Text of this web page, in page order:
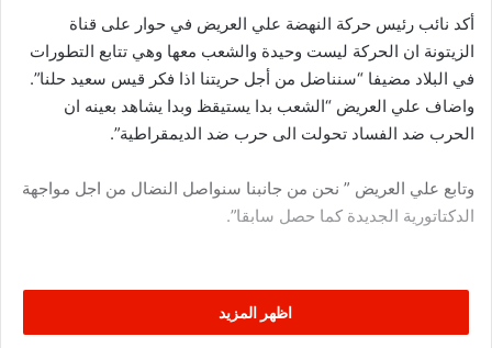
أكد نائب رئيس حركة النهضة علي العريض في حوار على قناة
الزيتونة ان الحركة ليست وحيدة والشعب معها وهي تتابع التطورات
في البلاد مضيفا “سنناضل من أجل حريتنا اذا فكر قيس سعيد حلنا”.
واضاف علي العريض “الشعب بدا يستيقظ وبدا يشاهد بعينه ان
الحرب ضد الفساد تحولت الى حرب ضد الديمقراطية”.
وتابع علي العريض ” نحن من جانبنا سنواصل النضال من اجل مواجهة
الدكتاتورية الجديدة كما حصل سابقا”.
اظهر المزيد